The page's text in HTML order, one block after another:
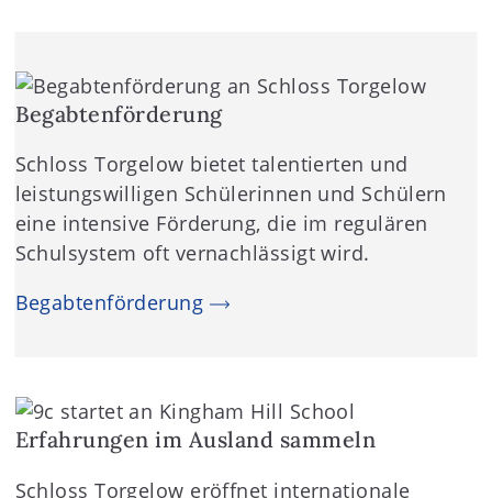
Begabtenförderung
Schloss Torgelow bietet talentierten und
leistungswilligen Schülerinnen und Schülern
eine intensive Förderung, die im regulären
Schulsystem oft vernachlässigt wird.
Begabtenförderung
Erfahrungen im Ausland sammeln
Schloss Torgelow eröffnet internationale